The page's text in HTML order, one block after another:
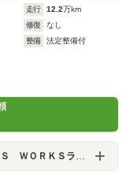
走行 12.2万km
修復
なし
整備
法定整備付
ンドシェービーズワークス